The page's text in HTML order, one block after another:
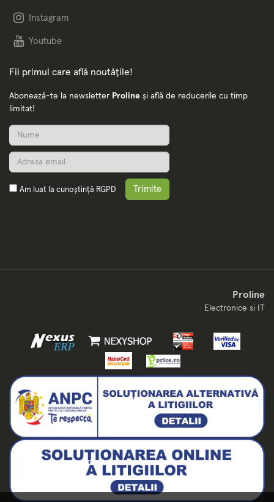
Instagram
Youtube
Fii primul care află noutățile!
Abonează-te la newsletter Proline și află de reducerile cu timp
limitat!
Am luat la cunoștință RGPD Trimite
Proline
Electronice si IT